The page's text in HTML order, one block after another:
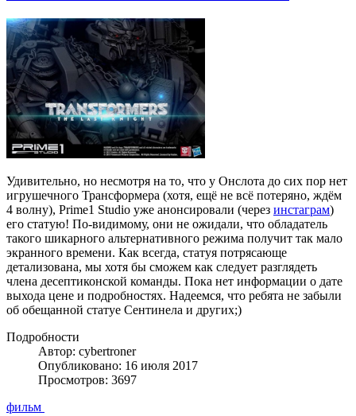
Удивительно, но несмотря на то, что у Онслота до сих пор нет
игрушечного Трансформера (хотя, ещё не всё потеряно, ждём
4 волну), Prime1 Studio уже анонсировали (через инстаграм)
его статую! По-видимому, они не ожидали, что обладатель
такого шикарного альтернативного режима получит так мало
экранного времени. Как всегда, статуя потрясающе
детализована, мы хотя бы сможем как следует разглядеть
члена десептиконской команды. Пока нет информации о дате
выхода цене и подробностях. Надеемся, что ребята не забыли
об обещанной статуе Сентинела и других;)
Подробности
Автор: cybertroner
Опубликовано: 16 июля 2017
Просмотров: 3697
фильм